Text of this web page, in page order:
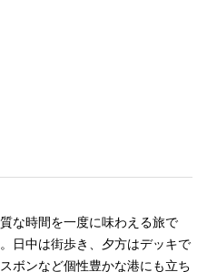
な時間を一度に味わえる旅で
日中は街歩き、夕方はデッキで
ボンなど個性豊かな港にも立ち